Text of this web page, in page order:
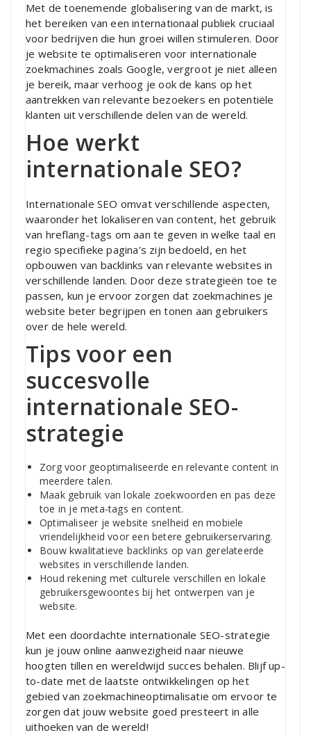
Met de toenemende globalisering van de markt, is
het bereiken van een internationaal publiek cruciaal
voor bedrijven die hun groei willen stimuleren. Door
je website te optimaliseren voor internationale
zoekmachines zoals Google, vergroot je niet alleen
je bereik, maar verhoog je ook de kans op het
aantrekken van relevante bezoekers en potentiële
klanten uit verschillende delen van de wereld.
Hoe werkt
internationale SEO?
Internationale SEO omvat verschillende aspecten,
waaronder het lokaliseren van content, het gebruik
van hreflang-tags om aan te geven in welke taal en
regio specifieke pagina’s zijn bedoeld, en het
opbouwen van backlinks van relevante websites in
verschillende landen. Door deze strategieën toe te
passen, kun je ervoor zorgen dat zoekmachines je
website beter begrijpen en tonen aan gebruikers
over de hele wereld.
Tips voor een
succesvolle
internationale SEO-
strategie
Zorg voor geoptimaliseerde en relevante content in
meerdere talen.
Maak gebruik van lokale zoekwoorden en pas deze
toe in je meta-tags en content.
Optimaliseer je website snelheid en mobiele
vriendelijkheid voor een betere gebruikerservaring.
Bouw kwalitatieve backlinks op van gerelateerde
websites in verschillende landen.
Houd rekening met culturele verschillen en lokale
gebruikersgewoontes bij het ontwerpen van je
website.
Met een doordachte internationale SEO-strategie
kun je jouw online aanwezigheid naar nieuwe
hoogten tillen en wereldwijd succes behalen. Blijf up-
to-date met de laatste ontwikkelingen op het
gebied van zoekmachineoptimalisatie om ervoor te
zorgen dat jouw website goed presteert in alle
uithoeken van de wereld!